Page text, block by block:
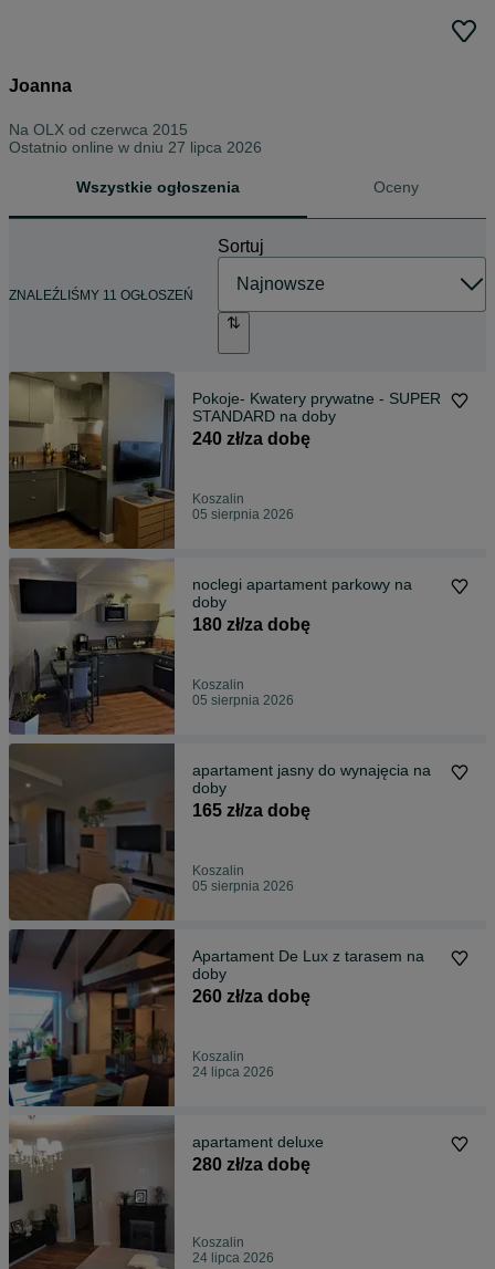
Joanna
Na OLX od czerwca 2015
Ostatnio online w dniu 27 lipca 2026
Wszystkie ogłoszenia Oceny
ZNALEŹLIŚMY 11 OGŁOSZEŃ
Sortuj
Pokoje- Kwatery prywatne - SUPER
STANDARD na doby
240 zł/za dobę
Koszalin
05 sierpnia 2026
noclegi apartament parkowy na
doby
180 zł/za dobę
Koszalin
05 sierpnia 2026
apartament jasny do wynajęcia na
doby
165 zł/za dobę
Koszalin
05 sierpnia 2026
Apartament De Lux z tarasem na
doby
260 zł/za dobę
Koszalin
24 lipca 2026
apartament deluxe
280 zł/za dobę
Koszalin
24 lipca 2026